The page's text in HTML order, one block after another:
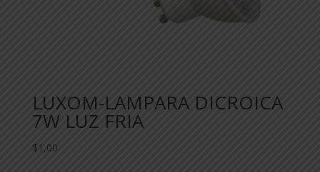
LUXOM-LAMPARA DICROICA
7W LUZ FRIA
$1,00